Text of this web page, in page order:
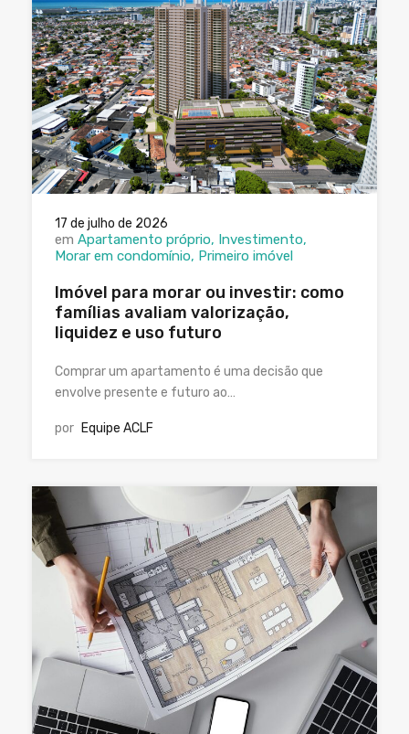
17 de julho de 2026
em Apartamento próprio Investimento
Morar em condomínio Primeiro imóvel
Imóvel para morar ou investir: como
famílias avaliam valorização,
liquidez e uso futuro
Comprar um apartamento é uma decisão que
envolve presente e futuro ao…
por Equipe ACLF